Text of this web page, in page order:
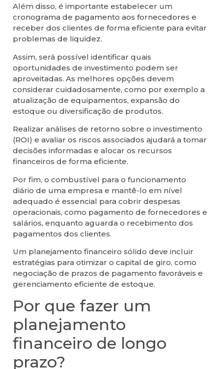
Além disso, é importante estabelecer um
cronograma de pagamento aos fornecedores e
receber dos clientes de forma eficiente para evitar
problemas de liquidez.
Assim, será possível identificar quais
oportunidades de investimento podem ser
aproveitadas. As melhores opções devem
considerar cuidadosamente, como por exemplo a
atualização de equipamentos, expansão do
estoque ou diversificação de produtos.
Realizar análises de retorno sobre o investimento
(ROI) e avaliar os riscos associados ajudará a tomar
decisões informadas e alocar os recursos
financeiros de forma eficiente.
Por fim, o combustível para o funcionamento
diário de uma empresa e mantê-lo em nível
adequado é essencial para cobrir despesas
operacionais, como pagamento de fornecedores e
salários, enquanto aguarda o recebimento dos
pagamentos dos clientes.
Um planejamento financeiro sólido deve incluir
estratégias para otimizar o capital de giro, como
negociação de prazos de pagamento favoráveis e
gerenciamento eficiente de estoque.
Por que fazer um
planejamento
financeiro de longo
prazo?